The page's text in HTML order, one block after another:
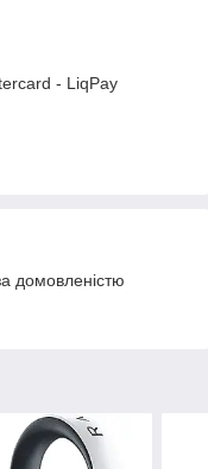
- LiqPay
домовленістю